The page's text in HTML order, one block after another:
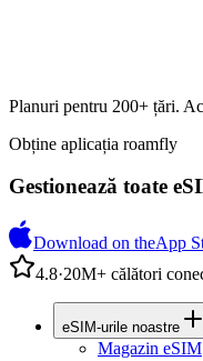
Planuri pentru 200+ țări.
Obține aplicația roamfly
Gestionează toate
Download on theApp
4.8·20M+ călători
eSIM-urile noastre
Magazin eSIM